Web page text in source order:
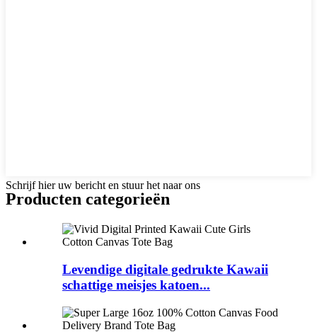
Schrijf hier uw bericht en stuur het naar ons
Producten categorieën
Levendige digitale gedrukte Kawaii
schattige meisjes katoen...